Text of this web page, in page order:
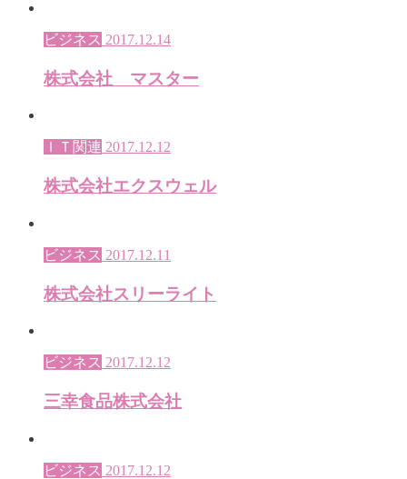
ビジネス 2017.12.14
株式会社 マスター
ＩＴ関連 2017.12.12
株式会社エクスウェル
ビジネス 2017.12.11
株式会社スリーライト
ビジネス 2017.12.12
三幸食品株式会社
ビジネス 2017.12.12